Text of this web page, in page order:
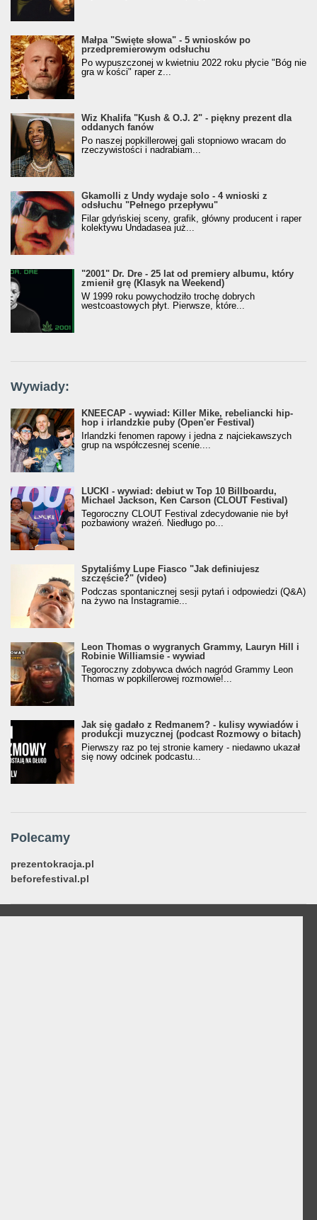
Małpa "Święte słowa" - 5 wniosków po
przedpremierowym odsłuchu
Po wypuszczonej w kwietniu 2022 roku płycie "Bóg nie
gra w kości" raper z...
Wiz Khalifa "Kush & O.J. 2" - piękny prezent dla
oddanych fanów
Po naszej popkillerowej gali stopniowo wracam do
rzeczywistości i nadrabiam...
Gkamolli z Undy wydaje solo - 4 wnioski z
odsłuchu "Pełnego przepływu"
Filar gdyńskiej sceny, grafik, główny producent i raper
kolektywu Undadasea już...
"2001" Dr. Dre - 25 lat od premiery albumu, który
zmienił grę (Klasyk na Weekend)
W 1999 roku powychodziło trochę dobrych
westcoastowych płyt. Pierwsze, które...
Wywiady:
KNEECAP - wywiad: Killer Mike, rebeliancki hip-
hop i irlandzkie puby (Open'er Festival)
Irlandzki fenomen rapowy i jedna z najciekawszych
grup na współczesnej scenie....
LUCKI - wywiad: debiut w Top 10 Billboardu,
Michael Jackson, Ken Carson (CLOUT Festival)
Tegoroczny CLOUT Festival zdecydowanie nie był
pozbawiony wrażeń. Niedługo po...
Spytaliśmy Lupe Fiasco "Jak definiujesz
szczęście?" (video)
Podczas spontanicznej sesji pytań i odpowiedzi (Q&A)
na żywo na Instagramie...
Leon Thomas o wygranych Grammy, Lauryn Hill i
Robinie Williamsie - wywiad
Tegoroczny zdobywca dwóch nagród Grammy Leon
Thomas w popkillerowej rozmowie!...
Jak się gadało z Redmanem? - kulisy wywiadów i
produkcji muzycznej (podcast Rozmowy o bitach)
Pierwszy raz po tej stronie kamery - niedawno ukazał
się nowy odcinek podcastu...
Polecamy
prezentokracja.pl
beforefestival.pl